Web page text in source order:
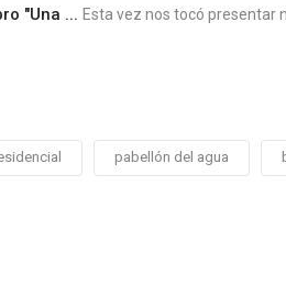
"Una ... Esta vez nos tocó presentar
pabellón del agua